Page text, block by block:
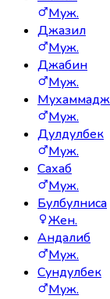
Муж.
Джазил
Муж.
Джабин
Муж.
Муж.
Дулдулбек
Муж.
Сахаб
Муж.
Булбулниса
Жен.
Андалиб
Муж.
Сундулбек
Муж.